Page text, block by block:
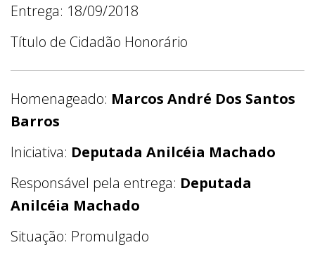
Entrega: 18/09/2018
Título de Cidadão Honorário
Homenageado: Marcos André Dos Santos
Barros
Iniciativa: Deputada Anilcéia Machado
Responsável pela entrega: Deputada
Anilcéia Machado
Situação: Promulgado